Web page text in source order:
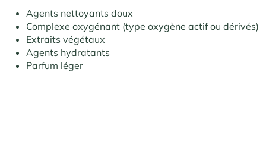
Agents nettoyants doux
Complexe oxygénant (type oxygène actif ou dérivés)
Extraits végétaux
Agents hydratants
Parfum léger